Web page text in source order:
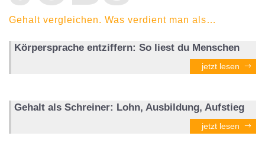
Gehalt vergleichen. Was verdient man als…
Körpersprache entziffern: So liest du Menschen
jetzt lesen
Gehalt als Schreiner: Lohn, Ausbildung, Aufstieg
jetzt lesen